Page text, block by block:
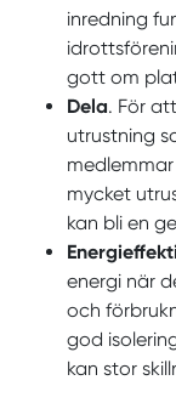
inredning
gott om
Dela. För
utrustning
mycket
kan bli en
energi när
och
god
kan stor